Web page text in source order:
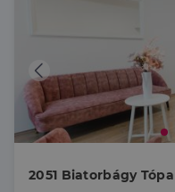
2051 Biatorbágy